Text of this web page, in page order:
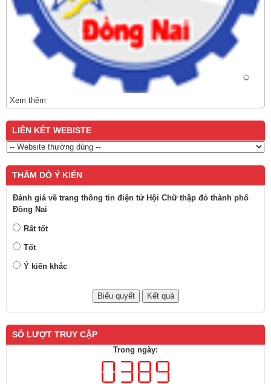
Xem thêm
LIÊN KẾT WEBISTE
THĂM DÒ Ý KIẾN
Đánh giá về trang thông tin điện tử Hội Chữ thập đỏ thành phố
Đồng Nai
Rất tốt
Tốt
Ý kiến khác
SỐ LƯỢT TRUY CẬP
Trong ngày: